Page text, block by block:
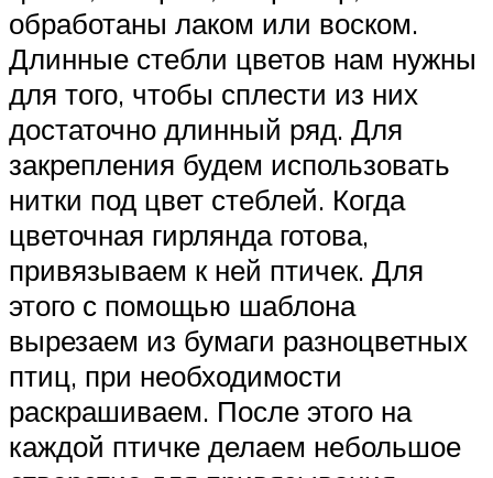
обработаны лаком или воском.
Длинные стебли цветов нам нужны
для того, чтобы сплести из них
достаточно длинный ряд. Для
закрепления будем использовать
нитки под цвет стеблей. Когда
цветочная гирлянда готова,
привязываем к ней птичек. Для
этого с помощью шаблона
вырезаем из бумаги разноцветных
птиц, при необходимости
раскрашиваем. После этого на
каждой птичке делаем небольшое